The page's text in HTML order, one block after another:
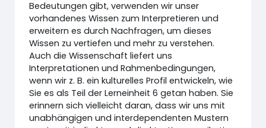
Bedeutungen gibt, verwenden wir unser
vorhandenes Wissen zum Interpretieren und
erweitern es durch Nachfragen, um dieses
Wissen zu vertiefen und mehr zu verstehen.
Auch die Wissenschaft liefert uns
Interpretationen und Rahmenbedingungen,
wenn wir z. B. ein kulturelles Profil entwickeln, wie
Sie es als Teil der Lerneinheit 6 getan haben. Sie
erinnern sich vielleicht daran, dass wir uns mit
unabhängigen und interdependenten Mustern